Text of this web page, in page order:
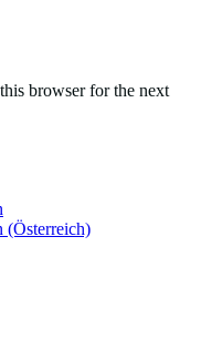
browser for the next
(Österreich)